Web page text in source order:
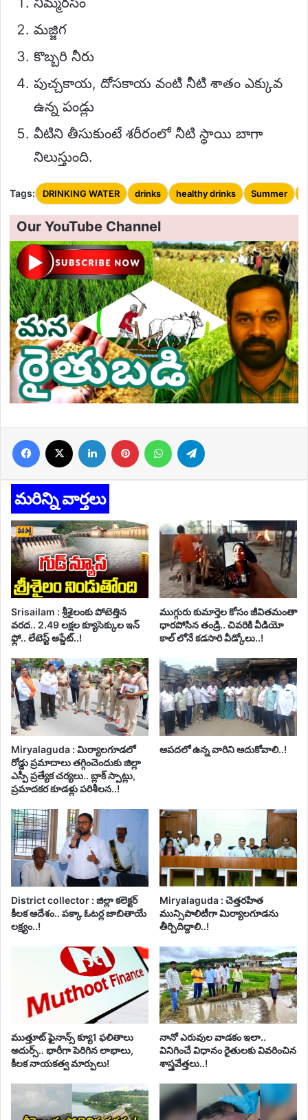
మజ్జిగ
కొబ్బరి నీరు
పుచ్చకాయ, దోసకాయ వంటి నీటి శాతం ఎక్కువ
ఉన్న పండ్లు
వీటిని తీసుకుంటే శరీరంలో నీటి స్థాయి బాగా
నిలుస్తుంది.
Tags: DRINKING WATER drinks healthy drinks Summer
Our YouTube Channel
Facebook LinkedIn Pinterest WhatsApp
మరిన్ని వార్తలు
Srisailam : శ్రీశైలంకు పోటెత్తిన
వరద.. 2.49 లక్షల క్యూసెక్కుల ఇన్
ఫ్లో.. లేటెస్ట్ అప్డేట్..!
ముగ్గురు కుమార్తెల కోసం జీవితమంతా
ధారపోసిన తండ్రి.. చివరికి వీడియో
కాల్ లోనే కడసారి వీడ్కోలు..!
Miryalaguda : మిర్యాలగూడలో
రోడ్డు ప్రమాదాలు తగ్గించెందుకు జిల్లా
ఎస్పీ ప్రత్యేక చర్యలు.. బ్లాక్ స్పాట్లు,
ప్రమాదకర కూడళ్లు పరిశీలన..!
ఆపదలో ఉన్న వారిని ఆదుకోవాలి..!
District collector : జిల్లా కలెక్టర్
కీలక ఆదేశం.. పక్కా ఓటర్ల జాబితాయే
లక్ష్యం..!
Miryalaguda : చెత్తరహిత
మున్సిపాలిటీగా మిర్యాలగూడను
తీర్చిదిద్దాలి..!
ముత్తూట్ ఫైనాన్స్ క్యూ1 ఫలితాలు
అదుర్స్.. భారీగా పెరిగిన లాభాలు,
కీలక నాయకత్వ మార్పులు!
నానో ఎరువుల వాడకం ఇలా..
వినిగించే విధానం రైతులకు వివరించిన
శాస్త్రవేత్తలు..!